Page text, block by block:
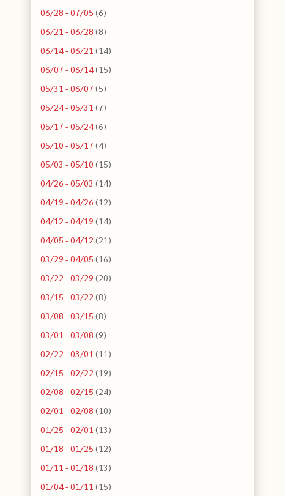
06/28 - 07/05 (6)
06/21 - 06/28 (8)
06/14 - 06/21 (14)
06/07 - 06/14(15)
05/31 - 06/07 (5)
05/24 - 05/31 (7)
05/17 - 05/24(6)
05/10 - 05/17 (4)
05/03 - 05/10 (15)
04/26 - 05/03 (14)
04/19 - 04/26 (12)
04/12 - 04/19 (14)
04/05 - 04/12 (21)
03/29 - 04/05 (16)
03/22 - 03/29 (20)
03/15 - 03/22 (8)
03/08 - 03/15 (8)
03/01 - 03/08 (9)
02/22 - 03/01 (11)
02/15 - 02/22 (19)
02/08 - 02/15 (24)
02/01 - 02/08 (10)
01/25 - 02/01 (13)
01/18 - 01/25 (12)
01/11 - 01/18 (13)
01/04 - 01/11 (15)